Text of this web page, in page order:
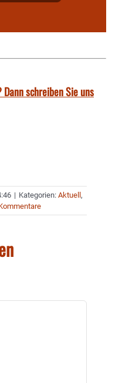
schreiben Sie uns
| Kategorien: Aktuell ,